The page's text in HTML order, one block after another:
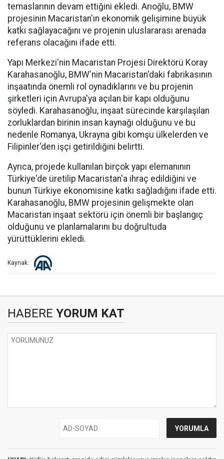
temaslarının devam ettiğini ekledi. Arıoğlu, BMW
projesinin Macaristan'ın ekonomik gelişimine büyük
katkı sağlayacağını ve projenin uluslararası arenada
referans olacağını ifade etti.
Yapı Merkezi'nin Macaristan Projesi Direktörü Koray
Karahasanoğlu, BMW'nin Macaristan'daki fabrikasının
inşaatında önemli rol oynadıklarını ve bu projenin
şirketleri için Avrupa'ya açılan bir kapı olduğunu
söyledi. Karahasanoğlu, inşaat sürecinde karşılaşılan
zorluklardan birinin insan kaynağı olduğunu ve bu
nedenle Romanya, Ukrayna gibi komşu ülkelerden ve
Filipinler'den işçi getirildiğini belirtti.
Ayrıca, projede kullanılan birçok yapı elemanının
Türkiye'de üretilip Macaristan'a ihraç edildiğini ve
bunun Türkiye ekonomisine katkı sağladığını ifade etti.
Karahasanoğlu, BMW projesinin gelişmekte olan
Macaristan inşaat sektörü için önemli bir başlangıç
olduğunu ve planlamalarını bu doğrultuda
yürüttüklerini ekledi.
Kaynak:
HABERE YORUM KAT